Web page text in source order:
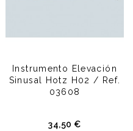
Instrumento Elevación
Sinusal Hotz H02 / Ref.
03608
34,50 €Precio